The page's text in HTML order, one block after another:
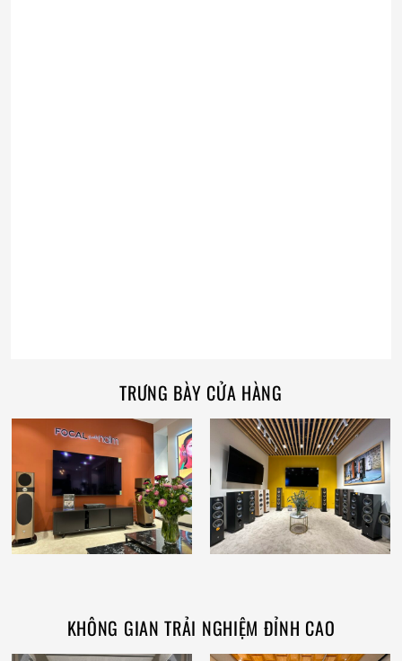
TRƯNG BÀY CỬA HÀNG
KHÔNG GIAN TRẢI NGHIỆM ĐỈNH CAO